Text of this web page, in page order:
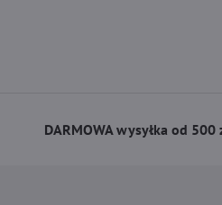
DARMOWA wysyłka od 500